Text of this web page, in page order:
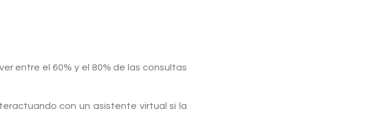
entre el 60% y el 80% de las consultas
con un asistente virtual si la